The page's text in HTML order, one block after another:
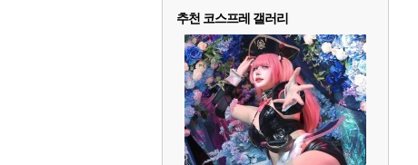
추천 코스프레 갤러리